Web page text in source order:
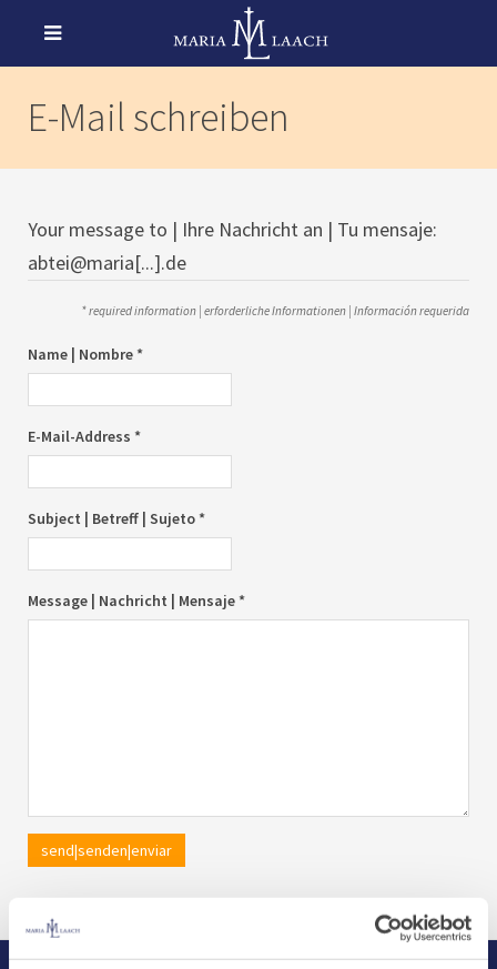
E-Mail schreiben
Your message to | Ihre Nachricht an | Tu mensaje:
abtei@maria[...].de
* required information | erforderliche Informationen | Información requerida
Name | Nombre *
E-Mail-Address *
Subject | Betreff | Sujeto *
Message | Nachricht | Mensaje *
send|senden|enviar